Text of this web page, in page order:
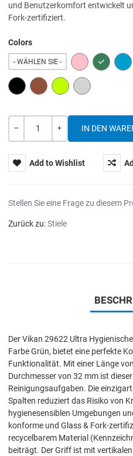
und Benutzerkomfort entwickelt
Fork-zertifiziert.
Colors
- WÄHLEN SIE - PINK GREEN
BLACK BROWN LIME GREY
Add to Wishlist
Stellen Sie eine Frage zu diesem
Zurück zu:Stiele
Der Vikan 29622 Ultra
Farbe Grün, bietet eine perfekte
Funktionalität. Mit einer Länge
Durchmesser von 32 mm ist
Reinigungsaufgaben. Die
Spalten reduziert das Risiko von
hygienesensiblen Umgebungen
konforme und Glass & Fork-
recycelbarem Material
beiträgt. Der Griff ist mit